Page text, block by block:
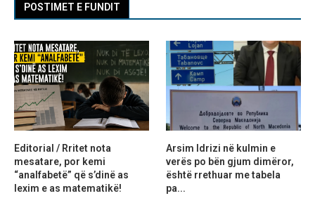
POSTIMET E FUNDIT
Editorial / Rritet nota
mesatare, por kemi
“analfabetë” që s’dinë as
lexim e as matematikë!
Arsim Idrizi në kulmin e
verës po bën gjum dimëror,
është rrethuar me tabela
pa...